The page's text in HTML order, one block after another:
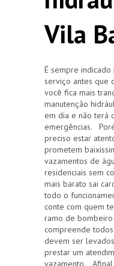
Vila
É sempre
serviço antes que
você fica mais
manutenção
em dia e não terá
emergências.
preciso estar
prometem
vazamentos de
residenciais sem
mais barato sai
todo o
conte com quem
ramo de
compreende
devem ser
prestar um
vazamento.